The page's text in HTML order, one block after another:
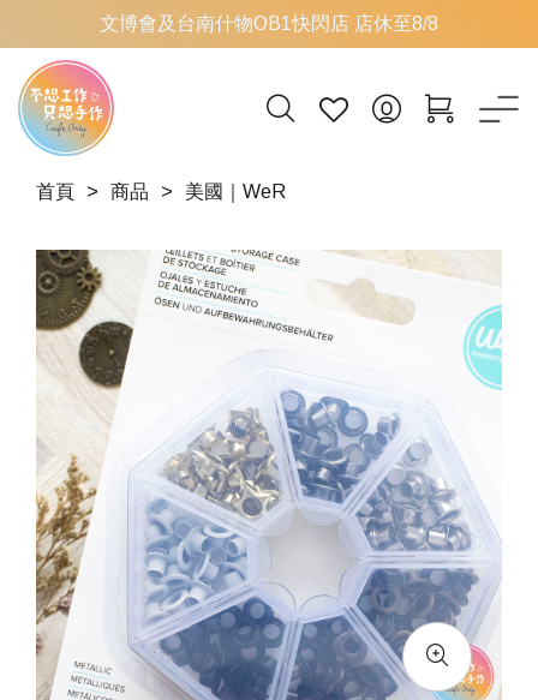
文博會及台南什物OB1快閃店 店休至8/8
首頁 商品 美國｜WeR